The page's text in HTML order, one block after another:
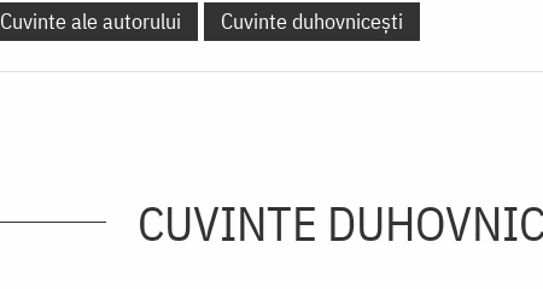
Cuvinte ale autorului Cuvinte duhovnicești
CUVINTE